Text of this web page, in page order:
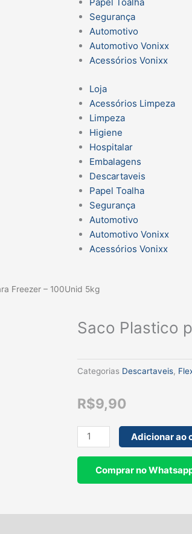
Segurança
Automotivo
Automotivo Vonixx
Acessórios Vonixx
Loja
Acessórios Limpeza
Limpeza
Higiene
Hospitalar
Embalagens
Descartaveis
Papel Toalha
Segurança
Automotivo
Automotivo Vonixx
Acessórios Vonixx
Freezer – 100Unid 5kg
Saco Plastico
Categorias Descartaveis,
R$9,90
Saco
Plastico
para
Freezer
Adicionar ao
Comprar no